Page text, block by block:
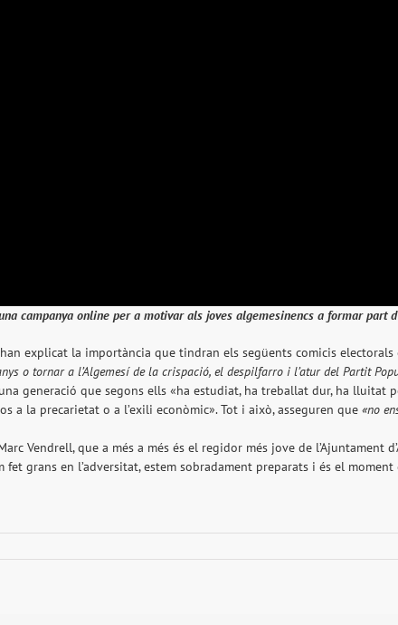
campanya online per a motivar als joves algemesinencs a formar part
explicat la importància que tindran els següents comicis
o tornar a l’Algemesí de la crispació, el despilfarro i l’atur del Partit
generació que segons ells «ha estudiat, ha treballat dur, ha
a la precarietat o a l’exili econòmic». Tot i això, asseguren que «no
Vendrell, que a més a més és el regidor més jove de l’Ajuntament
grans en l’adversitat, estem sobradament preparats i és el